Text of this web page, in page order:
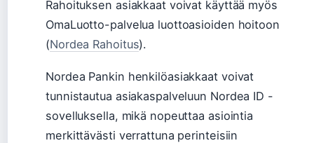
Rahoituksen asiakkaat voivat käyttää myös
OmaLuotto-palvelua luottoasioiden hoitoon
(Nordea Rahoitus).
Nordea Pankin henkilöasiakkaat voivat
tunnistautua asiakaspalveluun Nordea ID -
sovelluksella, mikä nopeuttaa asiointia
merkittävästi verrattuna perinteisiin